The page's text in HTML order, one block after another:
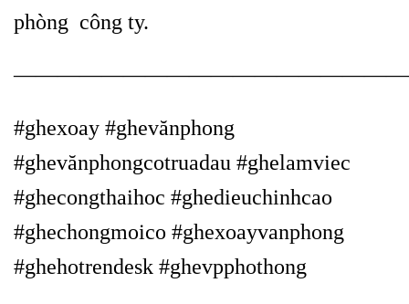
phòng công ty.
#ghexoay #ghevănphong
#ghevănphongcotruadau #ghelamviec
#ghecongthaihoc #ghedieuchinhcao
#ghechongmoico #ghexoayvanphong
#ghehotrendesk #ghevpphothong